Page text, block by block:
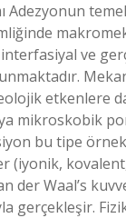
Adezyonun
ve
etkenlere
mikroskobik
bu tipe
(iyonik,
der Waal’s
gerçekleşir.